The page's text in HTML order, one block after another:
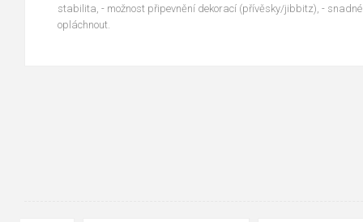
stabilita, - možnost připevnění dekorací (přívěsky/jibbitz), -
opláchnout.